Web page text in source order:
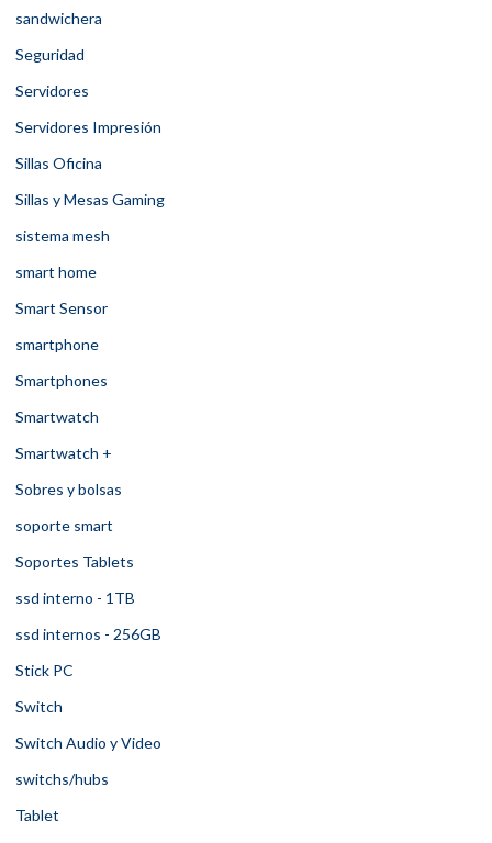
sandwichera
Seguridad
Servidores
Servidores Impresión
Sillas Oficina
Sillas y Mesas Gaming
sistema mesh
smart home
Smart Sensor
smartphone
Smartphones
Smartwatch
Smartwatch +
Sobres y bolsas
soporte smart
Soportes Tablets
ssd interno - 1TB
ssd internos - 256GB
Stick PC
Switch
Switch Audio y Video
switchs/hubs
Tablet